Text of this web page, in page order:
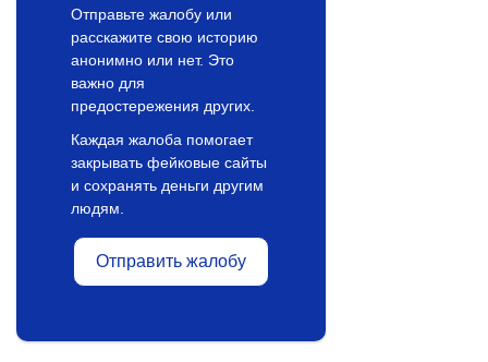
Отправьте жалобу или
расскажите свою историю
анонимно или нет. Это
важно для
предостережения других.
Каждая жалоба помогает
закрывать фейковые сайты
и сохранять деньги другим
людям.
Отправить жалобу